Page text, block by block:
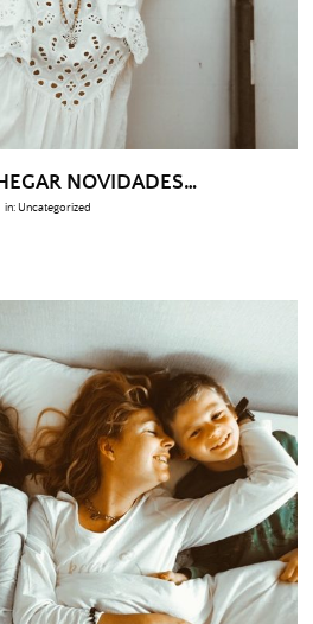
NOVIDADES…
in: Uncategorized